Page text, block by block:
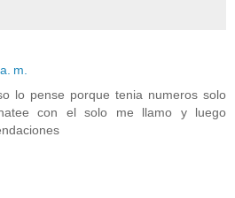
m.
lo pense porque tenia numeros solo
con el solo me llamo y luego